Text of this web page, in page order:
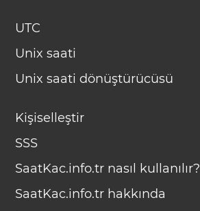
UTC
Unix saati
Unix saati dönüştürücüsü
Kişiselleştir
SSS
SaatKac.info.tr nasıl kullanılır?
SaatKac.info.tr hakkında